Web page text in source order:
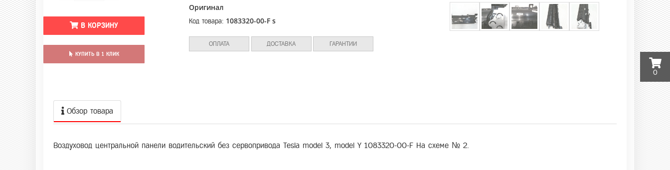
0
В КОРЗИНУ
КУПИТЬ В 1 КЛИК
Оригинал
Код товара: 1083320-00-F s
ОПЛАТА ДОСТАВКА ГАРАНТИИ
Обзор товара
Воздуховод центральной панели водительский без сервопривода Tesla model 3, model Y 1083320-00-F На схеме № 2.